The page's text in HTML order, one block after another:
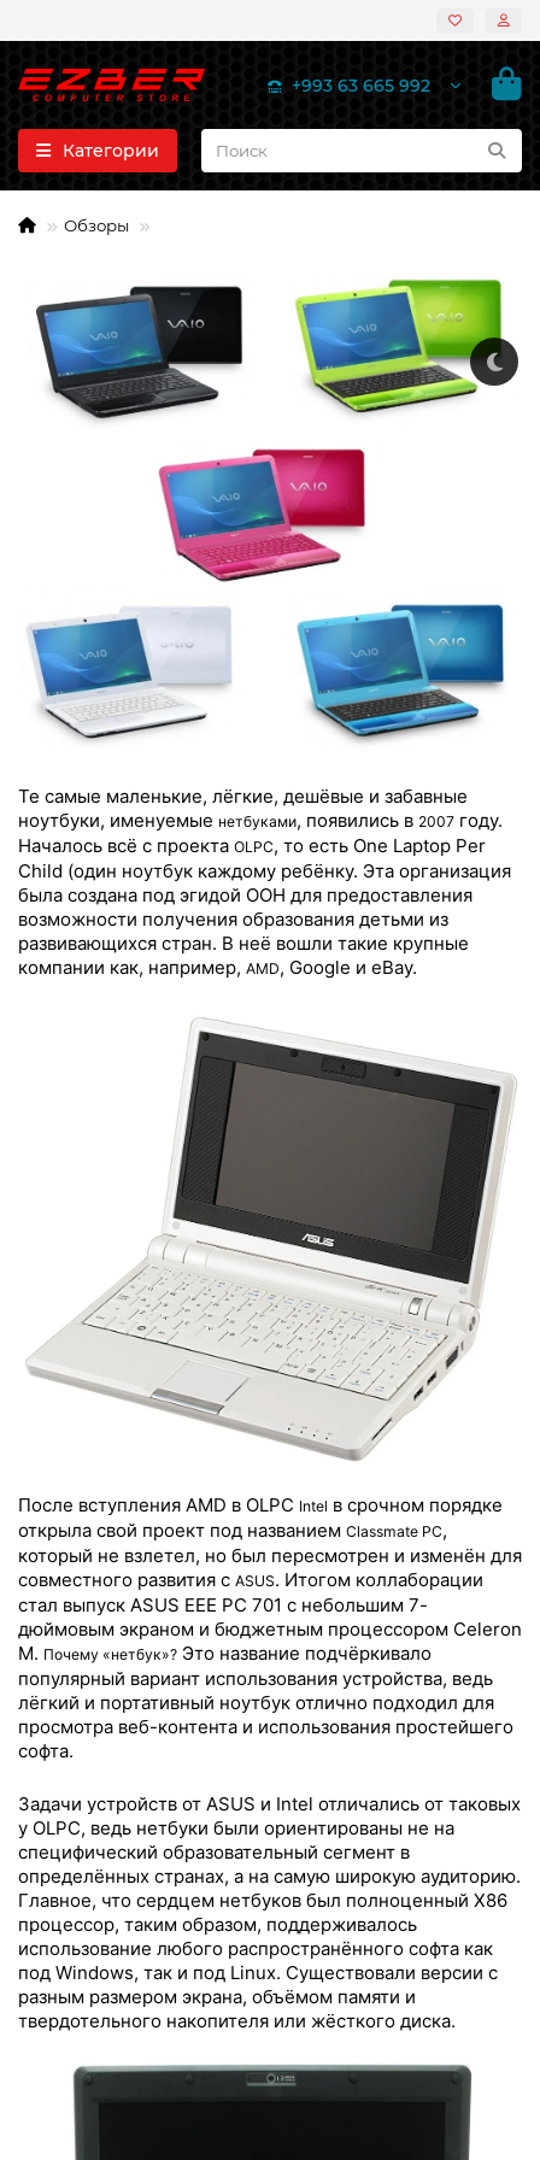
+993 63 665 992
Категории
Обзоры
Те самые маленькие, лёгкие, дешёвые и забавные
ноутбуки, именуемые нетбуками, появились в 2007 году.
Началось всё с проекта OLPC, то есть One Laptop Per
Child (один ноутбук каждому ребёнку. Эта организация
была создана под эгидой ООН для предоставления
возможности получения образования детьми из
развивающихся стран. В неё вошли такие крупные
компании как, например, AMD, Google и eBay.
После вступления AMD в OLPC Intel в срочном порядке
открыла свой проект под названием Classmate PC,
который не взлетел, но был пересмотрен и изменён для
совместного развития с ASUS. Итогом коллаборации
стал выпуск ASUS EEE PC 701 с небольшим 7-
дюймовым экраном и бюджетным процессором Celeron
M. Почему «нетбук»? Это название подчёркивало
популярный вариант использования устройства, ведь
лёгкий и портативный ноутбук отлично подходил для
просмотра веб-контента и использования простейшего
софта.
Задачи устройств от ASUS и Intel отличались от таковых
у OLPC, ведь нетбуки были ориентированы не на
специфический образовательный сегмент в
определённых странах, а на самую широкую аудиторию.
Главное, что сердцем нетбуков был полноценный X86
процессор, таким образом, поддерживалось
использование любого распространённого софта как
под Windows, так и под Linux. Существовали версии с
разным размером экрана, объёмом памяти и
твердотельного накопителя или жёсткого диска.